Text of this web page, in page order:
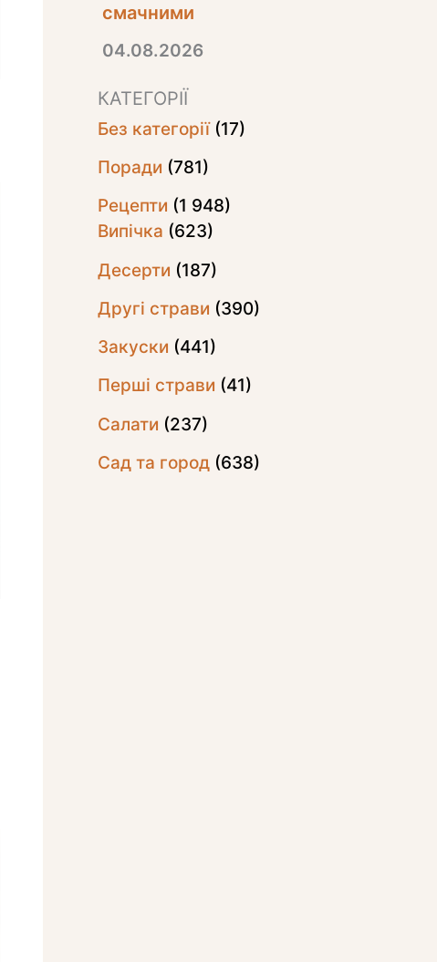
смачними
04.08.2026
КАТЕГОРІЇ
Без категорії(17)
Поради (781)
Рецепти (1 948)
Випічка (623)
Десерти (187)
Другі страви (390)
Закуски (441)
Перші страви (41)
Салати (237)
Сад та город (638)